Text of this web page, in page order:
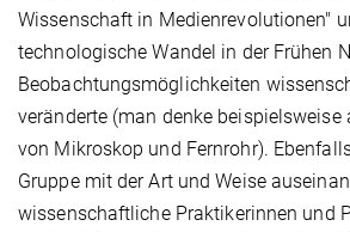
Wissenschaft in Medienrevolutionen"
technologische Wandel in der Frühen
Beobachtungsmöglichkeiten
veränderte (man denke beispielsweise
von Mikroskop und Fernrohr).
Gruppe mit der Art und Weise
wissenschaftliche Praktikerinnen und